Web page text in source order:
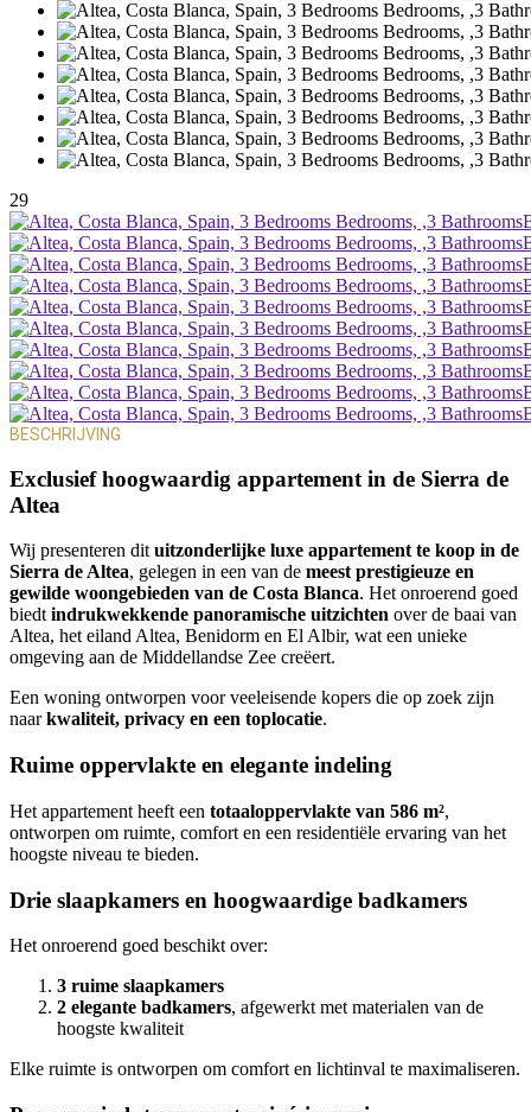
29
BESCHRIJVING
Exclusief hoogwaardig appartement in de Sierra de
Altea
Wij presenteren dituitzonderlijke luxe appartement te koop in de
Sierra de Altea, gelegen in een van de meest prestigieuze en
gewilde woongebieden van de Costa Blanca. Het onroerend goed
biedtindrukwekkende panoramische uitzichten over de baai van
Altea, het eiland Altea, Benidorm en El Albir, wat een unieke
omgeving aan de Middellandse Zee creëert.
Een woning ontworpen voor veeleisende kopers die op zoek zijn
naarkwaliteit, privacy en een toplocatie.
Ruime oppervlakte en elegante indeling
Het appartement heeft een totaaloppervlakte van 586 m²,
ontworpen om ruimte, comfort en een residentiële ervaring van het
hoogste niveau te bieden.
Drie slaapkamers en hoogwaardige badkamers
Het onroerend goed beschikt over:
3 ruime slaapkamers
2 elegante badkamers, afgewerkt met materialen van de
hoogste kwaliteit
Elke ruimte is ontworpen om comfort en lichtinval te maximaliseren.